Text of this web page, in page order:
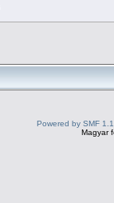
Powered by SMF
Magyar